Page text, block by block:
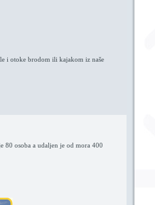
i otoke brodom ili kajakom iz naše
80 osoba a udaljen je od mora 400